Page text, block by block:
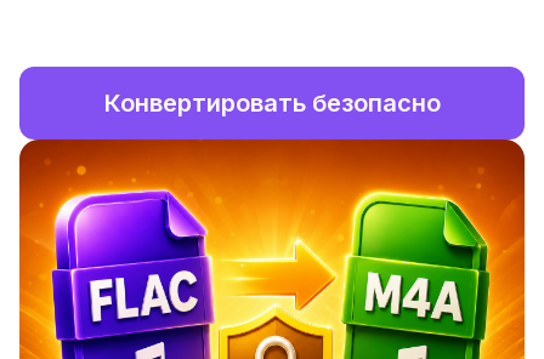
Конвертировать безопасно